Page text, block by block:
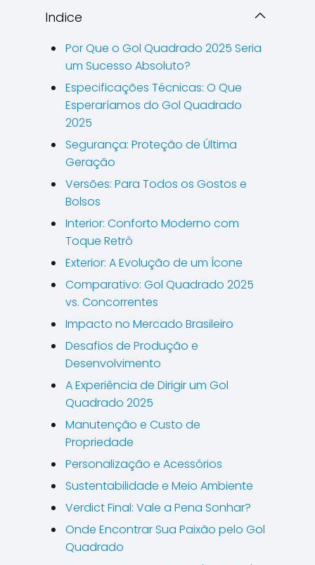
Indice
Por Que o Gol Quadrado 2025 Seria
um Sucesso Absoluto?
Especificações Técnicas: O Que
Esperaríamos do Gol Quadrado
2025
Segurança: Proteção de Última
Geração
Versões: Para Todos os Gostos e
Bolsos
Interior: Conforto Moderno com
Toque Retrô
Exterior: A Evolução de um Ícone
Comparativo: Gol Quadrado 2025
vs. Concorrentes
Impacto no Mercado Brasileiro
Desafios de Produção e
Desenvolvimento
A Experiência de Dirigir um Gol
Quadrado 2025
Manutenção e Custo de
Propriedade
Personalização e Acessórios
Sustentabilidade e Meio Ambiente
Verdict Final: Vale a Pena Sonhar?
Onde Encontrar Sua Paixão pelo Gol
Quadrado